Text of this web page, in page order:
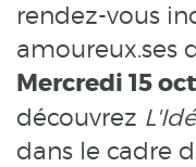
rendez-vous
amoureux.ses
Mercredi 15
découvrez
dans le cadre